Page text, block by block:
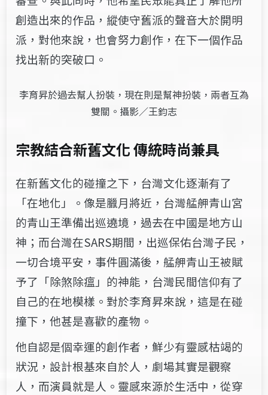
創造出來的作品，縱使守舊派的聲音大於開明
派，對他來說，也會努力創作，在下一個作品
找出新的突破口。
李育昇於過去幫人扮裝，現在則是幫神扮裝，兩者互為
雙關。攝影／王鈞志
宗教結合新舊文化 傳統時尚兼具
在新舊文化的碰撞之下，台灣文化逐漸有了
「在地化」。像是臘月將近，台灣艋舺青山宮
的青山王準備出巡遶境，過去在中國是地方山
神；而台灣在SARS期間，出巡保佑台灣子民，
一切合境平安，事件圓滿後，艋舺青山王被賦
予了「除煞除瘟」的神能，台灣民間信仰有了
自己的在地模樣。對於李育昇來說，這是在碰
撞下，他甚是喜歡的產物。
他自認是個幸運的創作者，鮮少有靈感枯竭的
狀況，設計根基來自於人，劇場其實是觀察
人，而演員就是人。靈感來源於生活中，從穿